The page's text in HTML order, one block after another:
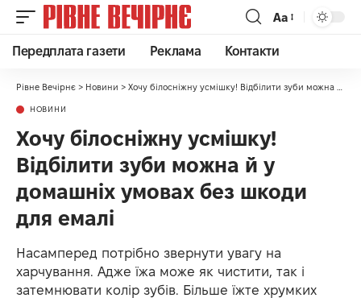
Аа
Передплата газети Реклама Контакти
Рівне Вечірнє > Новини > Хочу білосніжну усмішку! Відбілити зуби можна й у домашніх умовах без шкоди для емалі
НОВИНИ
Хочу білосніжну усмішку!
Відбілити зуби можна й у
домашніх умовах без шкоди
для емалі
Насамперед потрібно звернути увагу на
харчування. Адже їжа може як чистити, так і
затемнювати колір зубів. Більше їжте хрумких